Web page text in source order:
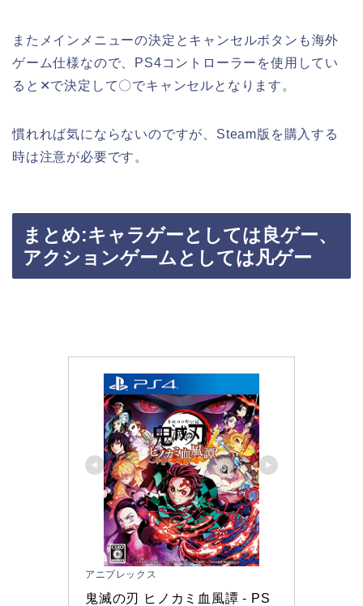
またメインメニューの決定とキャンセルボタンも海外
ゲーム仕様なので、PS4コントローラーを使用してい
ると✕で決定して〇でキャンセルとなります。
慣れれば気にならないのですが、Steam版を購入する
時は注意が必要です。
まとめ:キャラゲーとしては良ゲー、
アクションゲームとしては凡ゲー
アニプレックス
鬼滅の刃 ヒノカミ血風譚 - PS